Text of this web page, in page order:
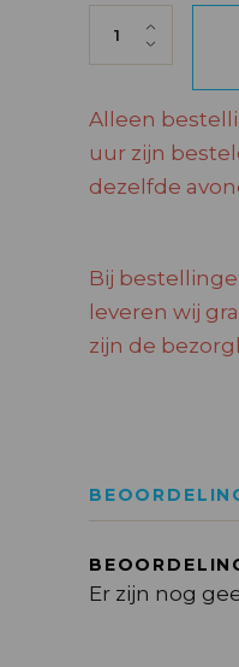
VILLA
Alleen
uur zijn
dezelfde
Bij
leveren wij
zijn de
Er zijn nog